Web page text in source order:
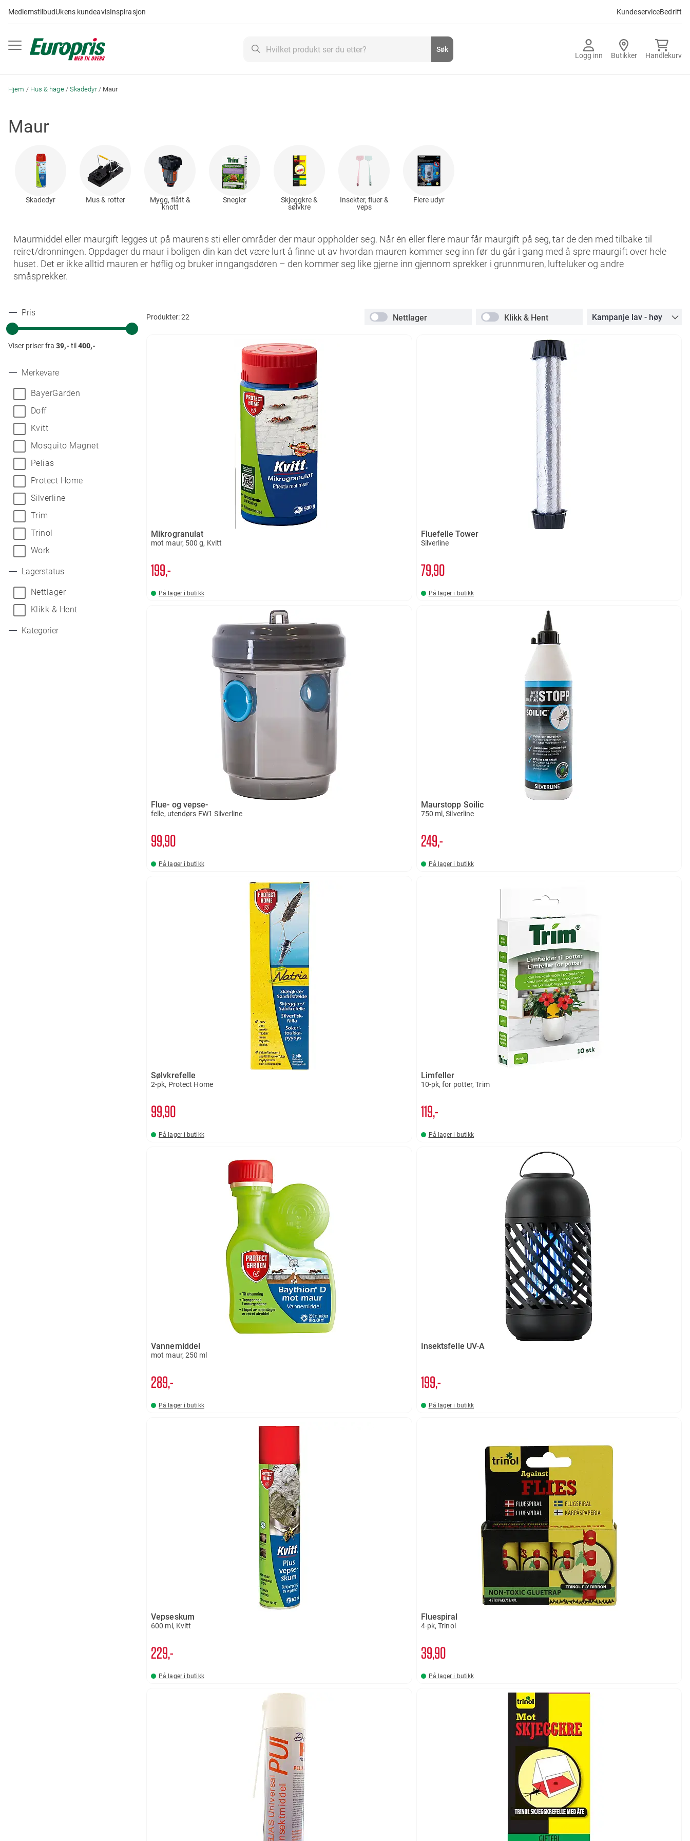
til
MedlemstilbudUkens kundeavisInspirasjon KundeserviceBedrift
Logg inn Butikker Handlekurv
Søk
Hjem Hus & hage Skadedyr Maur
Maur
Skadedyr Mus & rotter
Mygg, flått &
knott
Snegler
Skjeggkre &
sølvkre
Insekter, fluer &
veps
Flere udyr
Maurmiddel eller maurgift legges ut på maurens sti eller områder der maur oppholder seg. Når én eller flere maur får maurgift på seg, tar de den med tilbake til
reiret/dronningen. Oppdager du maur i boligen din kan det være lurt å finne ut av hvordan mauren kommer seg inn før du går i gang med å spre maurgift over hele
huset. Det er ikke alltid mauren er høflig og bruker inngangsdøren – den kommer seg like gjerne inn gjennom sprekker i grunnmuren, lufteluker og andre
småsprekker.
Nettlager Klikk & Hent
Produkter:22
Mikrogranulat
mot maur, 500 g, Kvitt
199,-
På lager i butikk
Fluefelle Tower
Silverline
7990
På lager i butikk
Flue- og vepse-
felle, utendørs FW1 Silverline
9990
På lager i butikk
Maurstopp Soilic
750 ml, Silverline
249,-
På lager i butikk
Sølvkrefelle
2-pk, Protect Home
9990
På lager i butikk
Limfeller
10-pk, for potter, Trim
119,-
På lager i butikk
Vannemiddel
mot maur, 250 ml
289,-
På lager i butikk
Insektsfelle UV-A
199,-
På lager i butikk
Vepseskum
600 ml, Kvitt
229,-
På lager i butikk
Fluespiral
4-pk, Trinol
3990
På lager i butikk
Pris
Viser priser fra 39,-til 400,-
Merkevare
BayerGarden
Doff
Kvitt
Mosquito Magnet
Pelias
Protect Home
Silverline
Trim
Trinol
Work
Lagerstatus
Nettlager
Klikk & Hent
Kategorier